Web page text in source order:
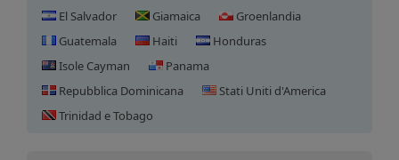
El Salvador
Giamaica
Groenlandia
Guatemala
Haiti
Honduras
Isole Cayman
Panama
Repubblica Dominicana
Stati Uniti d'America
Trinidad e Tobago
Registrazione domini Antigua
e Barbuda